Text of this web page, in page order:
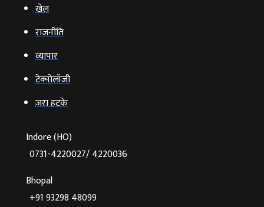
खेल
राजनीति
व्‍यापार
टेक्‍नोलॉजी
ज़रा हटके
Indore (HO)
0731-4220027/ 4220036
Bhopal
+91 93298 48099